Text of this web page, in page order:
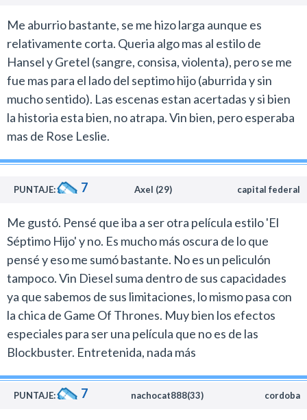
interesante del argumento que lamentablemente el
trabajo del director Eisner nunca termina de
desarrollar.
Salvo por una amena participación de Michael Cane, El
último cazador de brujas es una producción
completamente olvidable. Al menos como para invertir
una entrada al cine.
En este momento hay cosas más atractivas en la
nada relevante.
Me aburrio bastante, se me hizo larga aunque es
relativamente corta. Queria algo mas al estilo de
Hansel y Gretel (sangre, consisa, violenta), pero se me
fue mas para el lado del septimo hijo (aburrida y sin
mucho sentido). Las escenas estan acertadas y si bien
la historia esta bien, no atrapa. Vin bien, pero esperaba
mas de Rose Leslie.
PUNTAJE: 7 Axel (29) capital federal
Me gustó. Pensé que iba a ser otra película estilo 'El
Séptimo Hijo' y no. Es mucho más oscura de lo que
pensé y eso me sumó bastante. No es un peliculón
tampoco. Vin Diesel suma dentro de sus capacidades
ya que sabemos de sus limitaciones, lo mismo pasa con
la chica de Game Of Thrones. Muy bien los efectos
especiales para ser una película que no es de las
Blockbuster. Entretenida, nada más
PUNTAJE: 7 nachocat888(33) cordoba